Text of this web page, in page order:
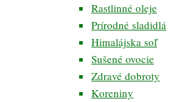
Rastlinné oleje
Prírodné sladidlá
Himalájska soľ
Sušené ovocie
Zdravé dobroty
Koreniny